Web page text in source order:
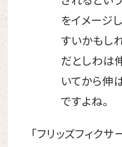
をイメージ
すいかもし
だとしわは
いてから伸
ですよね。
「フリッズフィクサ